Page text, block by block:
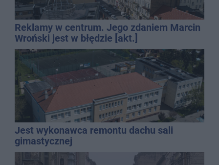
Reklamy w centrum. Jego zdaniem Marcin
Wroński jest w błędzie [akt.]
Jest wykonawca remontu dachu sali
gimastycznej